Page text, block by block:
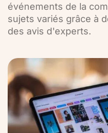
événements de la
sujets variés grâce à
des avis d'experts.